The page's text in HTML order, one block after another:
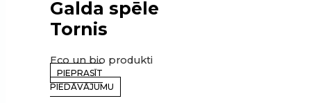
Galda spēle
Tornis
Eco un bio produkti
PIEPRASĪT
PIEDĀVĀJUMU